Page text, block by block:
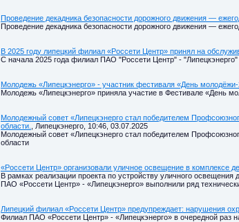
Проведение декадника безопасности дорожного движения —
Проведение декадника безопасности дорожного движения —
В 2025 году липецкий филиал «Россети Центр» принял на
С начала 2025 года филиал ПАО "Россети Центр" -
Молодежь «Липецкэнерго» - участник фестиваля «День
Молодежь «Липецкэнерго» приняла участие в Фестивале «День
Молодежный совет «Липецкэнерго стал победителем
области.
, Липецкэнерго, 10:46, 03.07.2025
Молодежный совет «Липецкэнерго стал победителем
области
«Россети Центр» организовали уличное освещение в комплексе
В рамках реализации проекта по устройству уличного
ПАО «Россети Центр» - «Липецкэнерго» выполнили ряд
Липецкий филиал «Россети Центр» предупреждает: нарушения
Филиал ПАО «Россети Центр» - «Липецкэнерго» в очередной раз